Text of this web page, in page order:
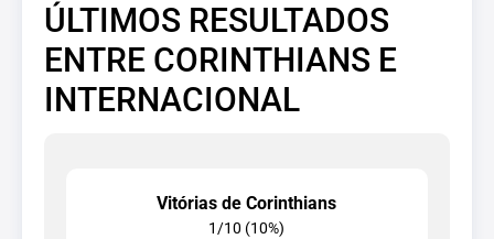
ÚLTIMOS RESULTADOS
ENTRE CORINTHIANS E
INTERNACIONAL
Vitórias de Corinthians
1/10 (10%)